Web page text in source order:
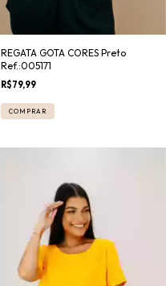
REGATA GOTA CORES Preto
Ref.:005171
R$79,99
COMPRAR